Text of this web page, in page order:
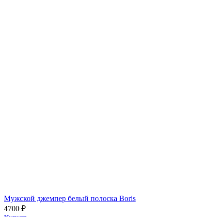
Мужской джемпер белый полоска Boris
4700 ₽